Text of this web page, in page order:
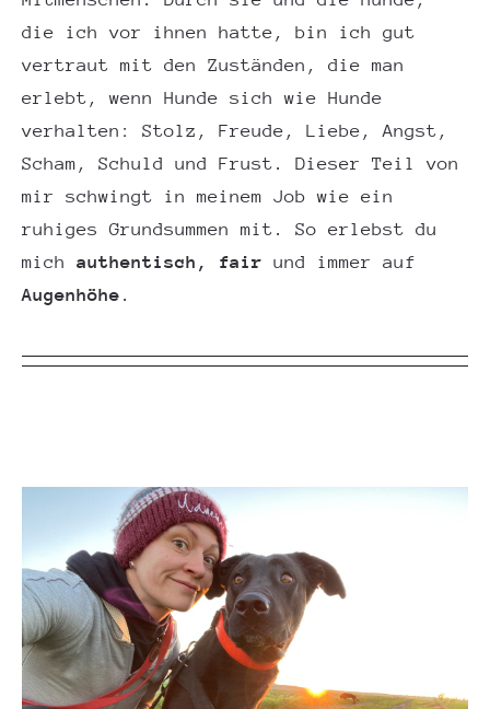
die ich vor ihnen hatte, bin ich gut
vertraut mit den Zuständen, die man
erlebt, wenn Hunde sich wie Hunde
verhalten: Stolz, Freude, Liebe, Angst,
Scham, Schuld und Frust. Dieser Teil von
mir schwingt in meinem Job wie ein
ruhiges Grundsummen mit. So erlebst du
mich authentisch, fair und immer auf
Augenhöhe .